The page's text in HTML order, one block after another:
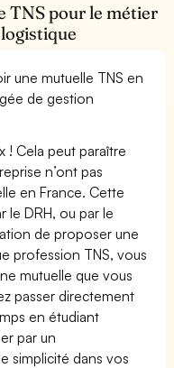
TNS pour le métier
une mutuelle TNS en
de gestion
! Cela peut paraître
n’ont pas
en France. Cette
le DRH, ou par le
de proposer une
profession TNS, vous
mutuelle que vous
passer directement
en étudiant
par un
simplicité dans vos